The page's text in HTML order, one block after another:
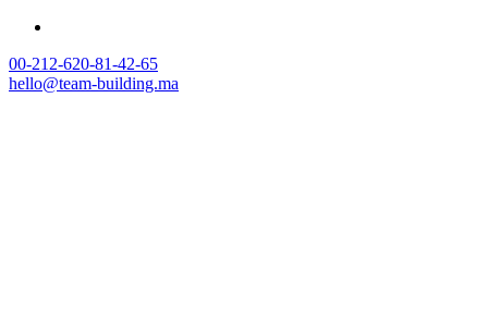
00-212-620-81-42-65
hello@team-building.ma